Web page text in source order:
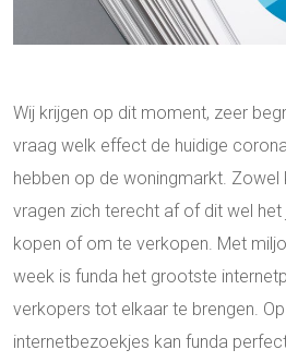
Wij krijgen op dit moment, zeer
vraag welk effect de huidige
hebben op de woningmarkt.
vragen zich terecht af of dit wel
kopen of om te verkopen. Met
week is funda het grootste
verkopers tot elkaar te brengen.
internetbezoekjes kan funda